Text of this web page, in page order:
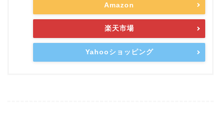
Amazon
楽天市場
Yahooショッピング